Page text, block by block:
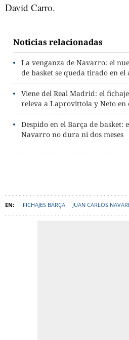
David Carro.
Noticias relacionadas
La venganza de Navarro: el
de basket se queda tirado en
Viene del Real Madrid: el
releva a Laprovittola y Neto en
Despido en el Barça de basket:
Navarro no dura ni dos meses
FICHAJES BARÇA JUAN CARLOS